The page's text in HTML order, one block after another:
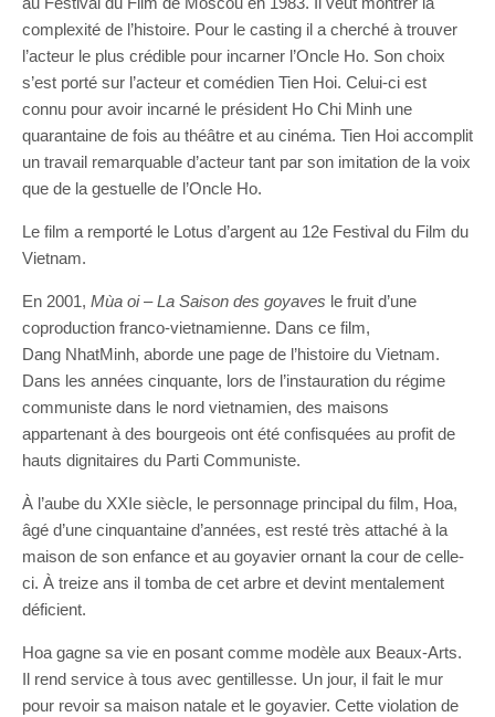
complexité de l’histoire. Pour le casting il a cherché à trouver
l’acteur le plus crédible pour incarner l’Oncle Ho. Son choix
s’est porté sur l’acteur et comédien Tien Hoi. Celui-ci est
connu pour avoir incarné le président Ho Chi Minh une
quarantaine de fois au théâtre et au cinéma. Tien Hoi accomplit
un travail remarquable d’acteur tant par son imitation de la voix
que de la gestuelle de l’Oncle Ho.
Le film a remporté le Lotus d’argent au 12e Festival du Film du
Vietnam.
En 2001, Mùa oi–La Saison des goyaves le fruit d’une
coproduction franco-vietnamienne. Dans ce film,
Dang NhatMinh, aborde une page de l’histoire du Vietnam.
Dans les années cinquante, lors de l’instauration du régime
communiste dans le nord vietnamien, des maisons
appartenant à des bourgeois ont été confisquées au profit de
hauts dignitaires du Parti Communiste.
À l’aube du XXIe siècle, le personnage principal du film, Hoa,
âgé d’une cinquantaine d’années, est resté très attaché à la
maison de son enfance et au goyavier ornant la cour de celle-
ci. À treize ans il tomba de cet arbre et devint mentalement
déficient.
Hoa gagne sa vie en posant comme modèle aux Beaux-Arts.
Il rend service à tous avec gentillesse. Un jour, il fait le mur
pour revoir sa maison natale et le goyavier. Cette violation de